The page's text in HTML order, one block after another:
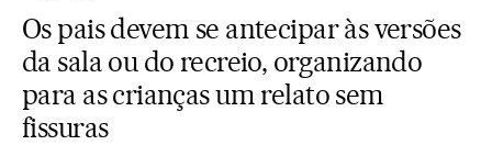
Os pais devem se antecipar às versões
da sala ou do recreio, organizando
para as crianças um relato sem
fissuras